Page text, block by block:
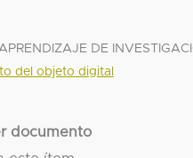
DE
del objeto digital
documento